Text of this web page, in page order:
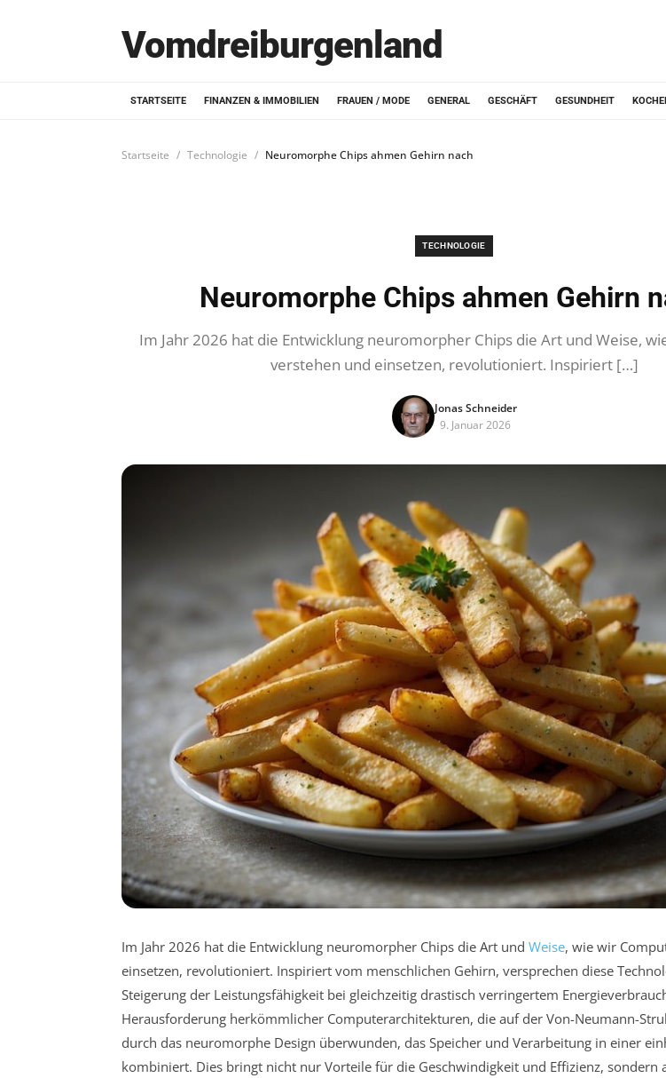
Vomdreiburgenland
STARTSEITE FINANZEN & IMMOBILIEN FRAUEN / MODE GENERAL GESCHÄFT GESUNDHEIT
Startseite Technologie Neuromorphe Chips ahmen Gehirn nach
TECHNOLOGIE
Neuromorphe Chips ahmen Gehirn
Im Jahr 2026 hat die Entwicklung neuromorpher Chips die Art und Weise,
verstehen und einsetzen, revolutioniert. Inspiriert […]
Jonas Schneider
9. Januar 2026
Im Jahr 2026 hat die Entwicklung neuromorpher Chips die Art und Weise, wie wir
einsetzen, revolutioniert. Inspiriert vom menschlichen Gehirn, versprechen diese
Steigerung der Leistungsfähigkeit bei gleichzeitig drastisch verringertem
Herausforderung herkömmlicher Computerarchitekturen, die auf der Von-Neumann-
durch das neuromorphe Design überwunden, das Speicher und Verarbeitung in einer
kombiniert. Dies bringt nicht nur Vorteile für die Geschwindigkeit und Effizienz, sondern